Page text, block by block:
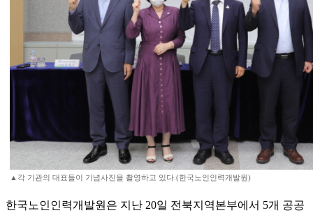
▲각 기관의 대표들이 기념사진을 촬영하고 있다.(한국노인인력개발원)
한국노인인력개발원은 지난 20일 전북지역본부에서 5개 공공